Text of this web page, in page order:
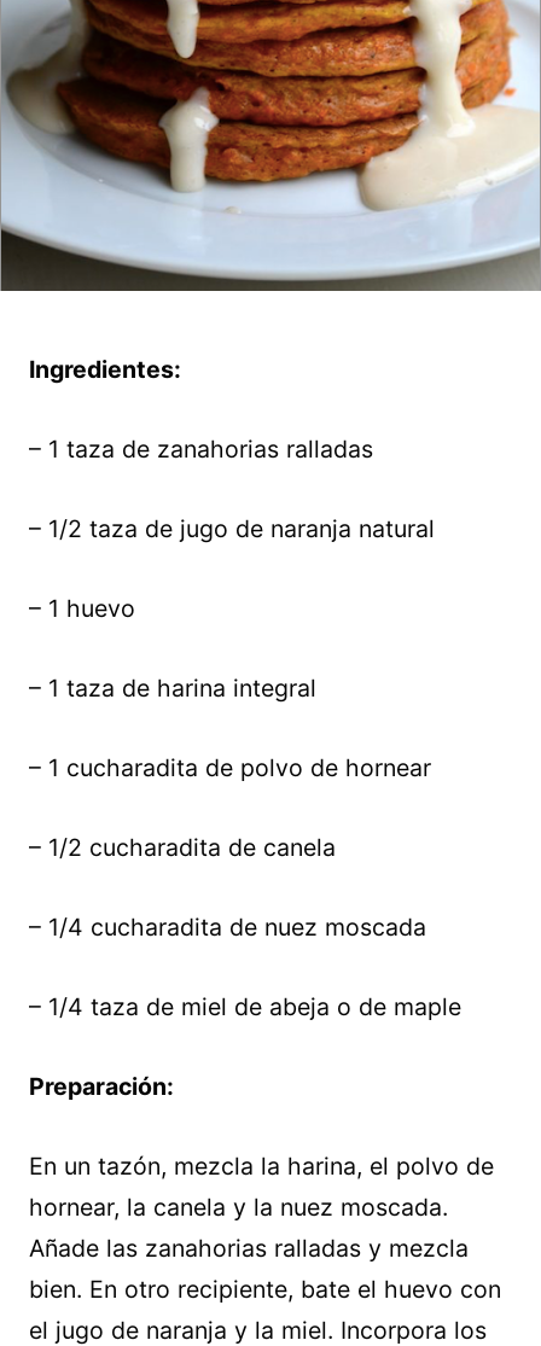
Ingredientes:
– 1 taza de zanahorias ralladas
– 1/2 taza de jugo de naranja natural
– 1 huevo
– 1 taza de harina integral
– 1 cucharadita de polvo de hornear
– 1/2 cucharadita de canela
– 1/4 cucharadita de nuez moscada
– 1/4 taza de miel de abeja o de maple
Preparación:
En un tazón, mezcla la harina, el polvo de
hornear, la canela y la nuez moscada.
Añade las zanahorias ralladas y mezcla
bien. En otro recipiente, bate el huevo con
el jugo de naranja y la miel. Incorpora los